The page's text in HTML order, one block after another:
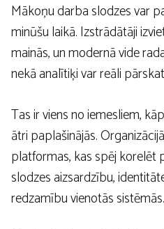
Mākoņu darba slodzes var
minūšu laikā. Izstrādātāji
mainās, un modernā vide
nekā analītiķi var reāli
Tas ir viens no iemesliem,
ātri paplašinājās.
platformas, kas spēj korelēt
slodzes aizsardzību,
redzamību vienotās sistēmās.